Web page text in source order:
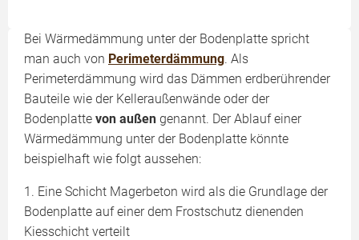
Bei Wärmedämmung unter der Bodenplatte spricht
man auch von Perimeterdämmung. Als
Perimeterdämmung wird das Dämmen erdberührender
Bauteile wie der Kelleraußenwände oder der
Bodenplatte von außen genannt. Der Ablauf einer
Wärmedämmung unter der Bodenplatte könnte
beispielhaft wie folgt aussehen:
1. Eine Schicht Magerbeton wird als die Grundlage der
Bodenplatte auf einer dem Frostschutz dienenden
Kiesschicht verteilt